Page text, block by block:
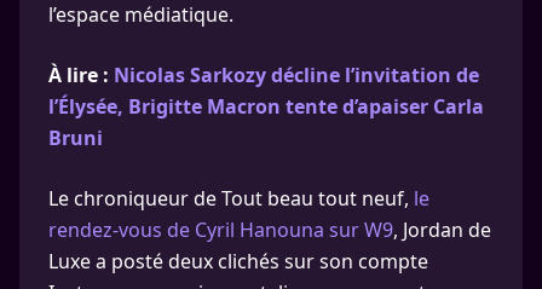
l’espace médiatique.
À lire : Nicolas Sarkozy décline l’invitation de
l’Élysée, Brigitte Macron tente d’apaiser Carla
Bruni
Le chroniqueur de Tout beau tout neuf, le
rendez-vous de Cyril Hanouna sur W9, Jordan de
Luxe a posté deux clichés sur son compte